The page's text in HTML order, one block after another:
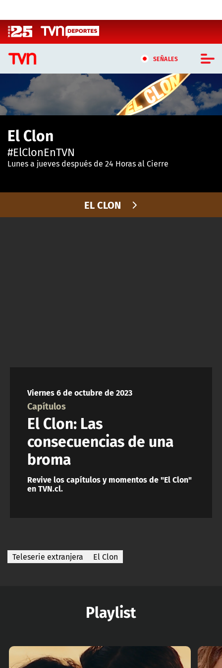
SEÑALES
CASTING MASTERCHEF CHILE
CASTING TVN VERTICAL
TVN VERTICAL
TVN PLAY
El Clon
#ElClonEnTVN
Lunes a jueves después de 24 Horas al Cierre
EL CLON
Viernes 6 de octubre de 2023
Capítulos
El Clon: Las
consecuencias de una
broma
Revive los capítulos y momentos de "El Clon"
en TVN.cl.
Teleserie extranjera El Clon
Playlist